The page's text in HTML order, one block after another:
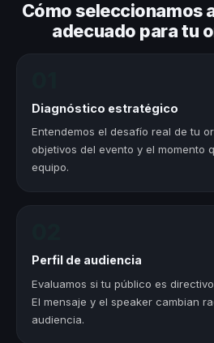
Cómo seleccionamos
adecuado para tu
Diagnóstico estratégico
Entendemos el desafío real de tu
objetivos del evento y el momento
equipo.
Perfil de audiencia
Evaluamos si tu público es
El mensaje y el speaker cambian
audiencia.